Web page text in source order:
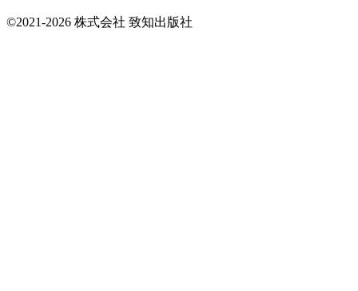
©2021-2026 株式会社 致知出版社